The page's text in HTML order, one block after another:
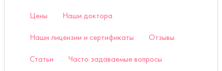
Цены Наши доктора
Наши лицензии и сертификаты Отзывы
Статьи Часто задаваемые вопросы